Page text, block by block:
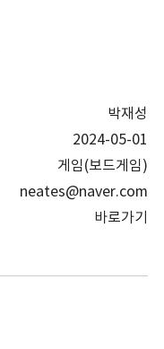
박재성
2024-05-01
게임(보드게임)
neates@naver.com
바로가기